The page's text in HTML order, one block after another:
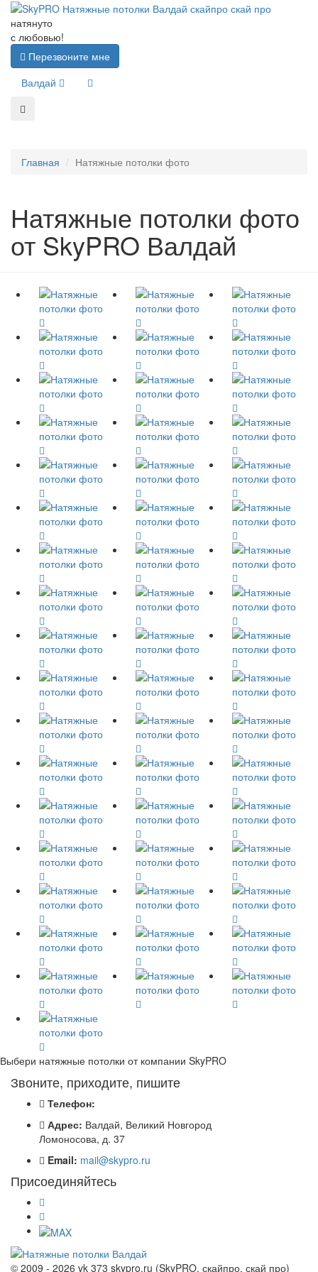
натянуто
с любовью!
Перезвоните мне
Валдай
Главная Натяжные потолки фото
Натяжные потолки фото
от SkyPRO Валдай
Выбери натяжные потолки от компании SkyPRO
Звоните, приходите, пишите
Телефон:
Адрес: Валдай, Великий Новгород
Ломоносова, д. 37
Email: mail@skypro.ru
Присоединяйтесь
© 2009 - 2026 vk 373 skypro.ru (SkyPRO, скайпро, скай про)